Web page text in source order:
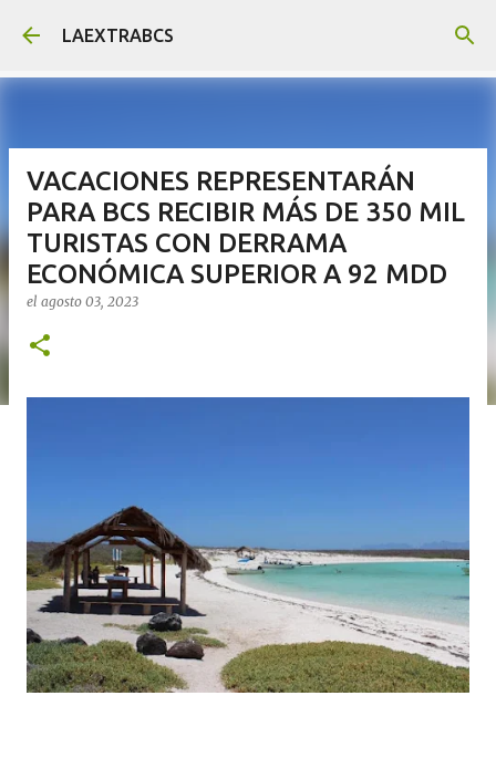
Ir al contenido principal
LAEXTRABCS
VACACIONES REPRESENTARÁN
PARA BCS RECIBIR MÁS DE 350 MIL
TURISTAS CON DERRAMA
ECONÓMICA SUPERIOR A 92 MDD
el agosto 03, 2023